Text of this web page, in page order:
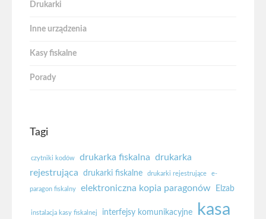
Drukarki
Inne urządzenia
Kasy fiskalne
Porady
Tagi
czytniki kodów drukarka fiskalna drukarka
rejestrująca
drukarki fiskalne drukarki rejestrujące e-
paragon fiskalny elektroniczna kopia paragonów Elzab
instalacja kasy fiskalnej interfejsy komunikacyjne
kasa